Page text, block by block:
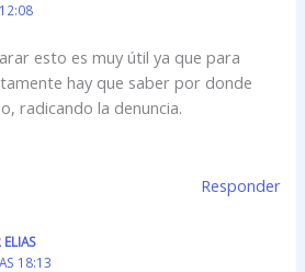
esto es muy útil ya que para
hay que saber por donde
radicando la denuncia.
Responder
18:13